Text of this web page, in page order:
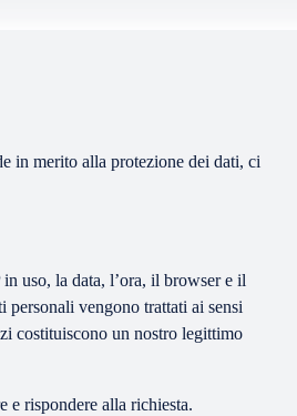
in merito alla protezione dei dati, ci
uso, la data, l’ora, il browser e il
personali vengono trattati ai sensi
costituiscono un nostro legittimo
e rispondere alla richiesta.